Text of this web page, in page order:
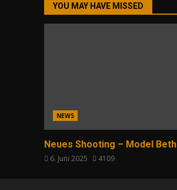
YOU MAY HAVE MISSED
NEWS
Neues Shooting – Model Beth
6. Juni 2025 4109